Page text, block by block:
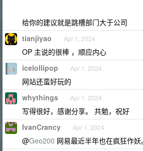
给你的建议就是跳槽部门大于公司
tianjiyao Apr 1, 2024
OP 主说的很棒 ，顺应内心
icelollipop Apr 1, 2024
网站还蛮好玩的
whythings Apr 1, 2024
写得很好，感谢分享。 共勉，祝好
IvanCrancy Apr 1, 2024
@Geo200 网易最近半年也在疯狂作